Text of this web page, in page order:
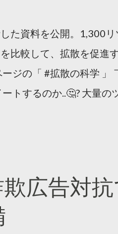
た資料を公開。1,300リ
比較して、拡散を促進
ジの「 #拡散の科学 」
トするのか..🤔? 大量の
kakusan
広告対